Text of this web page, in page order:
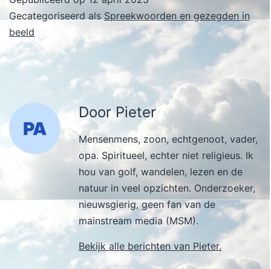
Gecategoriseerd als Spreekwoorden en gezegden in
beeld
Door Pieter
Mensenmens, zoon, echtgenoot, vader,
opa. Spiritueel, echter niet religieus. Ik
hou van golf, wandelen, lezen en de
natuur in veel opzichten. Onderzoeker,
nieuwsgierig, geen fan van de
mainstream media (MSM).
Bekijk alle berichten van Pieter.